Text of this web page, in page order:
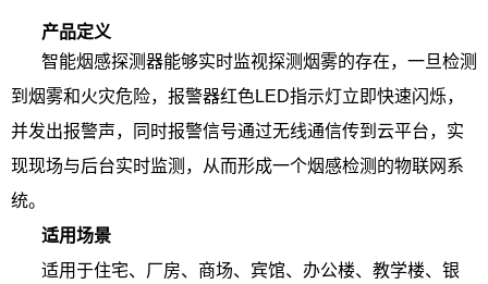
产品定义
智能烟感探测器能够实时监视探测烟雾的存在，一旦检测
到烟雾和火灾危险，报警器红色LED指示灯立即快速闪烁，
并发出报警声，同时报警信号通过无线通信传到云平台，实
现现场与后台实时监测，从而形成一个烟感检测的物联网系
统。
适用场景
适用于住宅、厂房、商场、宾馆、办公楼、教学楼、银